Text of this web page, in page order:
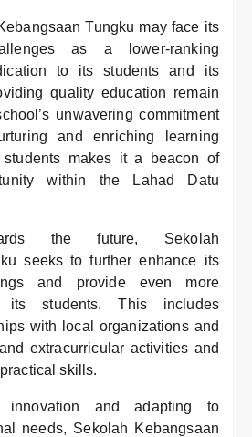
Tungku may face its
as a lower-ranking
to its students and its
quality education remain
unwavering commitment
and enriching learning
makes it a beacon of
within the Lahad Datu
the future, Sekolah
seeks to further enhance its
and provide even more
its students. This includes
with local organizations and
extracurricular activities and
skills.
innovation and adapting to
needs, Sekolah Kebangsaan